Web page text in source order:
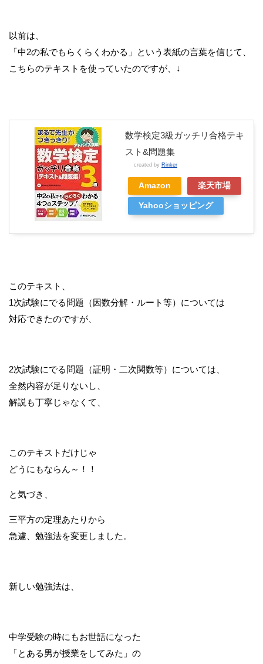
以前は、
「中2の私でもらくらくわかる」という表紙の言葉を信じて、
こちらのテキストを使っていたのですが、↓
数学検定3級ガッチリ合格テキ
スト&問題集
created by Rinker
Amazon 楽天市場
Yahooショッピング
このテキスト、
1次試験にでる問題（因数分解・ルート等）については
対応できたのですが、
2次試験にでる問題（証明・二次関数等）については、
全然内容が足りないし、
解説も丁寧じゃなくて、
このテキストだけじゃ
どうにもならん～！！
と気づき、
三平方の定理あたりから
急遽、勉強法を変更しました。
新しい勉強法は、
中学受験の時にもお世話になった
「とある男が授業をしてみた」の